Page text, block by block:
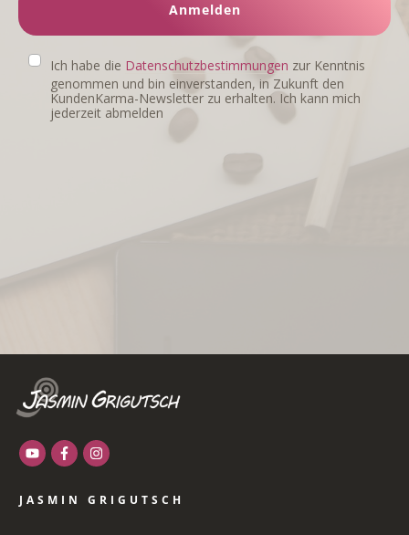
Anmelden
Ich habe die Datenschutzbestimmungen zur Kenntnis
genommen und bin einverstanden, in Zukunft den
KundenKarma-Newsletter zu erhalten. Ich kann mich
jederzeit abmelden
JASMIN GRIGUTSCH